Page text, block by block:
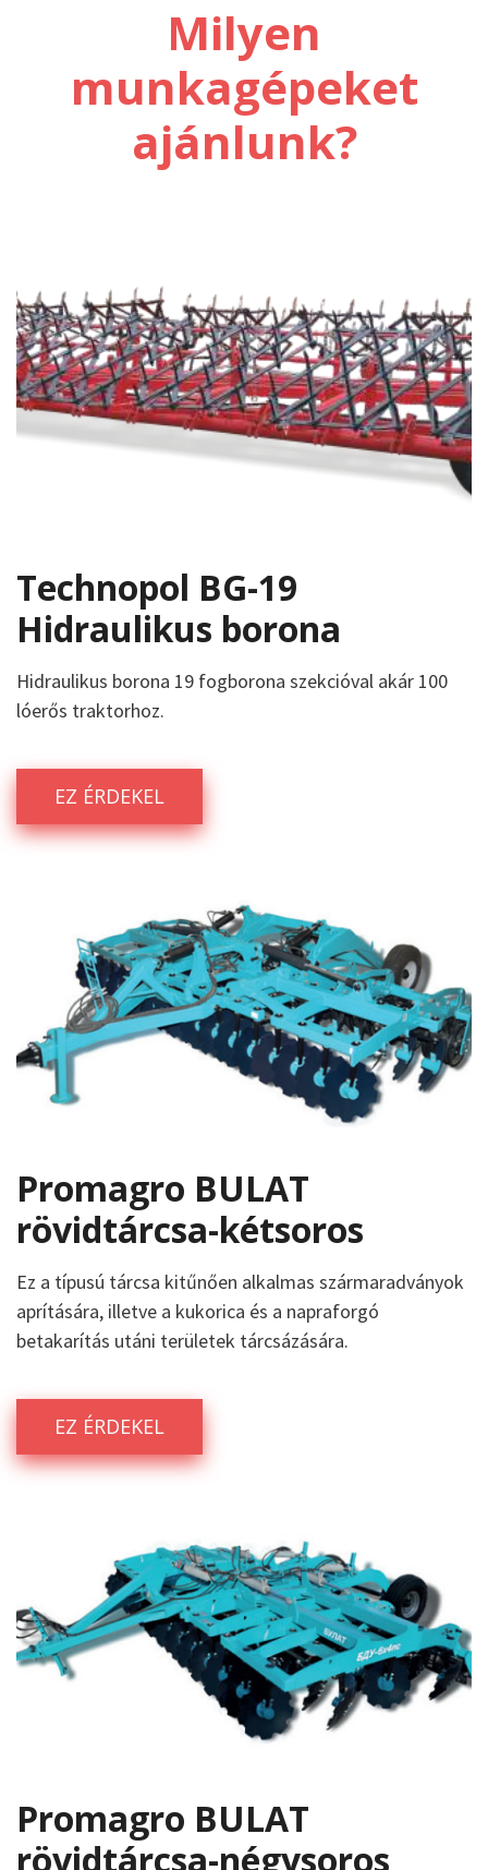
Milyen
munkagépeket
ajánlunk?
Technopol BG-19
Hidraulikus borona
Hidraulikus borona 19 fogborona szekcióval akár 100
lóerős traktorhoz.
EZ ÉRDEKEL
Promagro BULAT
rövidtárcsa-kétsoros
Ez a típusú tárcsa kitűnően alkalmas szármaradványok
aprítására, illetve a kukorica és a napraforgó
betakarítás utáni területek tárcsázására.
EZ ÉRDEKEL
Promagro BULAT
rövidtárcsa-négysoros